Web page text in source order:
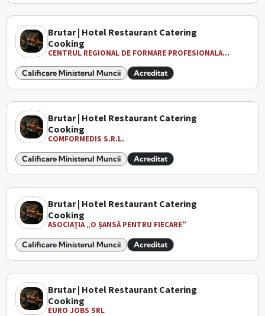
Brutar | Hotel Restaurant Catering
Cooking
CENTRUL REGIONAL DE FORMARE PROFESIONALA...
Calificare Ministerul Muncii Acreditat
Brutar | Hotel Restaurant Catering
Cooking
COMFORMEDIS S.R.L.
Calificare Ministerul Muncii Acreditat
Brutar | Hotel Restaurant Catering
Cooking
ASOCIAŢIA „O ȘANSĂ PENTRU FIECARE”
Calificare Ministerul Muncii Acreditat
Brutar | Hotel Restaurant Catering
Cooking
EURO JOBS SRL